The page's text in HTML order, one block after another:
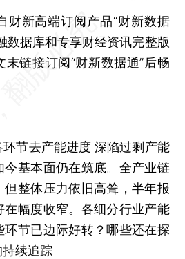
新高端订阅产品“财新数据
数据库和专享财经资讯完整版
链接订阅“财新数据通”后畅
节去产能进度 深陷过剩产能
今基本面仍在筑底。全产业链
整体压力依旧高耸，半年报
在幅度收窄。各细分行业产能
节已边际好转？哪些还在探
续追踪